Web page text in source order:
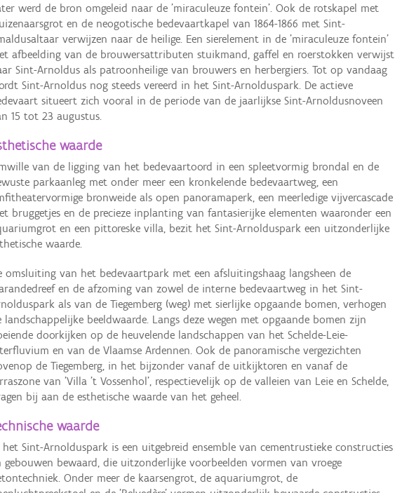
werd de bron omgeleid naar de 'miraculeuze fontein'. Ook de rotskapel met
en de neogotische bedevaartkapel van 1864-1866 met Sint-
verwijzen naar de heilige. Een sierelement in de 'miraculeuze fontein'
afbeelding van de brouwersattributen stuikmand, gaffel en roerstokken verwijst
Sint-Arnoldus als patroonheilige van brouwers en herbergiers. Tot op vandaag
Sint-Arnoldus nog steeds vereerd in het Sint-Arnolduspark. De actieve
situeert zich vooral in de periode van de jaarlijkse Sint-Arnoldusnoveen
15 tot 23 augustus.
waarde
van de ligging van het bedevaartoord in een spleetvormig brondal en de
parkaanleg met onder meer een kronkelende bedevaartweg, een
bronweide als open panoramaperk, een meerledige vijvercascade
bruggetjes en de precieze inplanting van fantasierijke elementen waaronder een
en een pittoreske villa, bezit het Sint-Arnolduspark een uitzonderlijke
waarde.
omsluiting van het bedevaartpark met een afsluitingshaag langsheen de
en de afzoming van zowel de interne bedevaartweg in het Sint-
als van de Tiegemberg (weg) met sierlijke opgaande bomen, verhogen
landschappelijke beeldwaarde. Langs deze wegen met opgaande bomen zijn
doorkijken op de heuvelende landschappen van het Schelde-Leie-
en van de Vlaamse Ardennen. Ook de panoramische vergezichten
de Tiegemberg, in het bijzonder vanaf de uitkijktoren en vanaf de
van 'Villa 't Vossenhol', respectievelijk op de valleien van Leie en Schelde,
bij aan de esthetische waarde van het geheel.
waarde
het Sint-Arnolduspark is een uitgebreid ensemble van cementrustieke constructies
gebouwen bewaard, die uitzonderlijke voorbeelden vormen van vroege
Onder meer de kaarsengrot, de aquariumgrot, de